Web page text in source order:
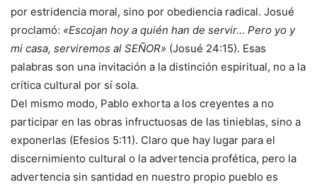
por estridencia moral, sino por obediencia radical. Josué
proclamó: «Escojan hoy a quién han de servir… Pero yo y
mi casa, serviremos al SEÑOR» (Josué 24:15). Esas
palabras son una invitación a la distinción espiritual, no a la
crítica cultural por sí sola.
Del mismo modo, Pablo exhorta a los creyentes a no
participar en las obras infructuosas de las tinieblas, sino a
exponerlas (Efesios 5:11). Claro que hay lugar para el
discernimiento cultural o la advertencia profética, pero la
advertencia sin santidad en nuestro propio pueblo es